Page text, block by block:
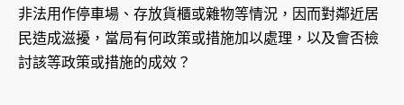
非法用作停車場、存放貨櫃或雜物等情況，因而對鄰近居
民造成滋擾，當局有何政策或措施加以處理，以及會否檢
討該等政策或措施的成效？